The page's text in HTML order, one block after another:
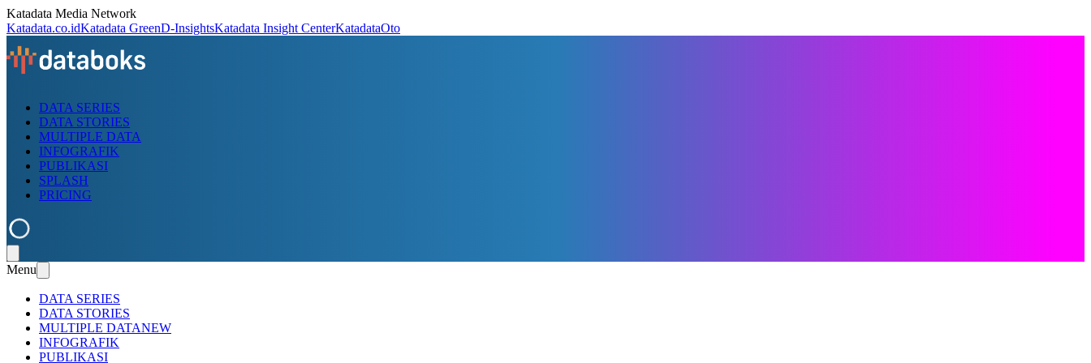
Katadata Media Network
Katadata.co.idKatadata GreenD-InsightsKatadata Insight CenterKatadataOto
DATA SERIES
DATA STORIES
MULTIPLE DATA
INFOGRAFIK
PUBLIKASI
SPLASH
PRICING
Menu
DATA SERIES
DATA STORIES
MULTIPLE DATANEW
INFOGRAFIK
PUBLIKASI